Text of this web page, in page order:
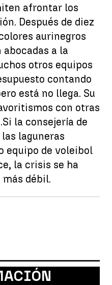
afrontar los
Después de diez
aurinegros
a la
otros equipos
contando
está no llega. Su
con otras
la consejería de
laguneras
equipo de voleibol
la crisis se ha
débil.